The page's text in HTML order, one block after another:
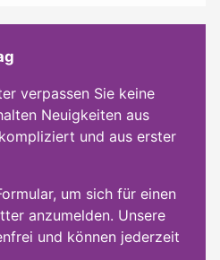
verpassen Sie keine
Neuigkeiten aus
und aus erster
um sich für einen
anzumelden. Unsere
und können jederzeit